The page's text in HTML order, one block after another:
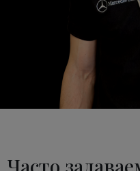
Часто